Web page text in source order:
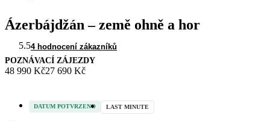
Ázerbájdžán – země ohně a hor
5.54 hodnocení zákazníků
POZNÁVACÍ ZÁJEZDY
48 990 Kč27 690 Kč
DATUM POTVRZENO LAST MINUTE